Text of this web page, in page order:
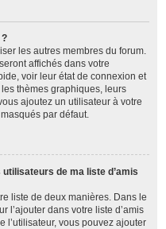
?
les autres membres du forum.
affichés dans votre
voir leur état de connexion et
thèmes graphiques, leurs
ajoutez un utilisateur à votre
par défaut.
de ma liste d’amis
liste de deux manières. Dans le
l’ajouter dans votre liste d’amis
l’utilisateur, vous pouvez ajouter